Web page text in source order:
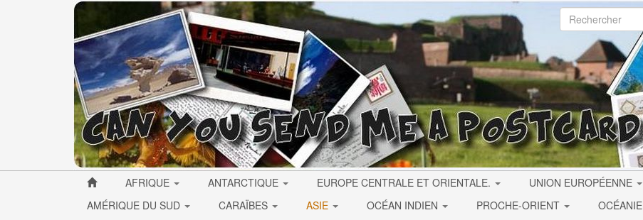
AFRIQUE ANTARCTIQUE EUROPE CENTRALE ET ORIENTALE. UNION EUROPÉENNE
AMÉRIQUE DU SUD
CARAÏBES ASIE OCÉAN INDIEN PROCHE-ORIENT OCÉANIE